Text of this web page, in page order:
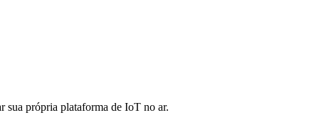
sua própria plataforma de IoT no ar.